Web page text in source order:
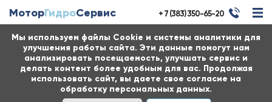
Мы используем файлы Cookie и системы аналитики для
улучшения работы сайта. Эти данные помогут нам
анализировать посещаемость, улучшать сервис и
делать контент более удобным для вас. Продолжая
использовать сайт, вы даете свое согласие на
обработку персональных данных.
МоторГидроСервис + 7 (383) 350-65-20